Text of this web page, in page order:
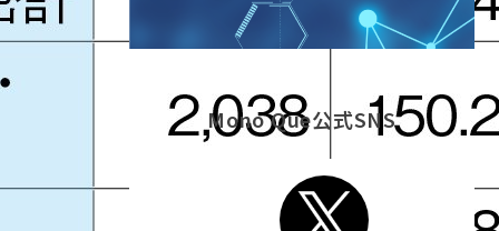
Mono Que公式SNS